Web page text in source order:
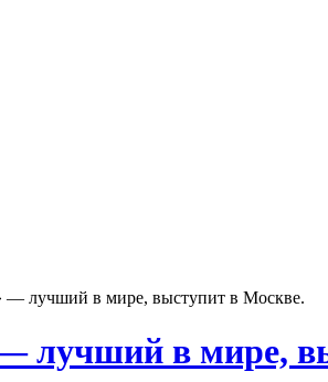
— лучший в мире, выступит в Москве.
— лучший в мире,